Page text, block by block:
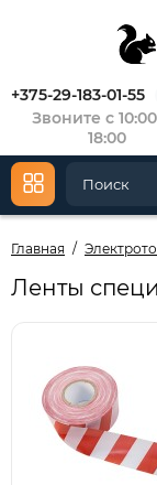
+375-29-183-01-55
Звоните с
18:00
Главная
Ленты